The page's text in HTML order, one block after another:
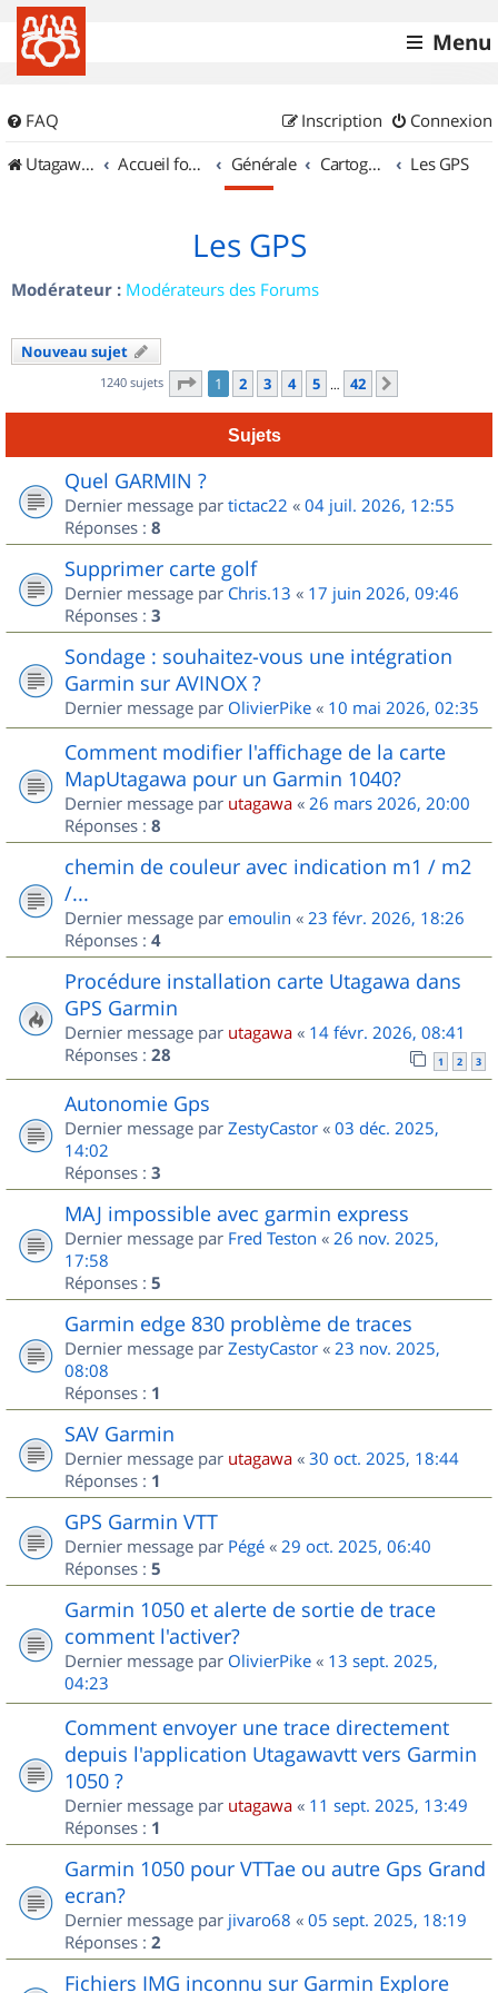
Menu
FAQ Connexion
Inscription
UtagawaVTT (Randos VTT et VTTAE avec traces GPS)
Accueil forum Générale Cartographie et GPS Les GPS
Les GPS
Modérateur : Modérateurs des Forums
Nouveau sujet
1240 sujets Page 1sur
1 2 3 4 5 … 42
Sujets
Quel GARMIN ?
Dernier message par tictac22 « 04 juil. 2026, 12:55
Réponses : 8
Supprimer carte golf
Dernier message par Chris.13 « 17 juin 2026, 09:46
Réponses : 3
Sondage : souhaitez-vous une intégration
Garmin sur AVINOX ?
Dernier message par OlivierPike « 10 mai 2026, 02:35
Comment modifier l'affichage de la carte
MapUtagawa pour un Garmin 1040?
Dernier message par utagawa « 26 mars 2026, 20:00
Réponses : 8
chemin de couleur avec indication m1 / m2
/...
Dernier message par emoulin « 23 févr. 2026, 18:26
Réponses : 4
Procédure installation carte Utagawa dans
GPS Garmin
Dernier message par utagawa « 14 févr. 2026, 08:41
Réponses : 28 1 2 3
Autonomie Gps
Dernier message par ZestyCastor « 03 déc. 2025,
14:02
Réponses : 3
MAJ impossible avec garmin express
Dernier message par Fred Teston « 26 nov. 2025,
17:58
Réponses : 5
Garmin edge 830 problème de traces
Dernier message par ZestyCastor « 23 nov. 2025,
08:08
Réponses : 1
SAV Garmin
Dernier message par utagawa « 30 oct. 2025, 18:44
Réponses : 1
GPS Garmin VTT
Dernier message par Pégé « 29 oct. 2025, 06:40
Réponses : 5
Garmin 1050 et alerte de sortie de trace
comment l'activer?
Dernier message par OlivierPike « 13 sept. 2025,
04:23
Comment envoyer une trace directement
depuis l'application Utagawavtt vers Garmin
1050 ?
Dernier message par utagawa « 11 sept. 2025, 13:49
Réponses : 1
Garmin 1050 pour VTTae ou autre Gps Grand
ecran?
Dernier message par jivaro68 « 05 sept. 2025, 18:19
Réponses : 2
Fichiers IMG inconnu sur Garmin Explore